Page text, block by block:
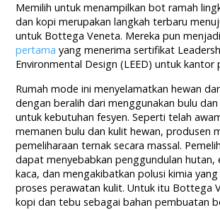
Memilih untuk menampilkan bot ramah
dan kopi merupakan langkah terbaru
untuk Bottega Veneta. Mereka pun
pertama yang menerima sertifikat
Environmental Design (LEED) untuk kantor
Rumah mode ini menyelamatkan hewan
dengan beralih dari menggunakan bulu
untuk kebutuhan fesyen. Seperti telah
memanen bulu dan kulit hewan, produsen
pemeliharaan ternak secara massal.
dapat menyebabkan penggundulan hutan,
kaca, dan mengakibatkan polusi kimia
proses perawatan kulit. Untuk itu Bottega
kopi dan tebu sebagai bahan pembuatan